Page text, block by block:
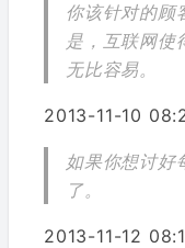
你该针对的顾
是，互联网使
无比容易。
2013-11-10
如果你想讨好
了。
2013-11-12